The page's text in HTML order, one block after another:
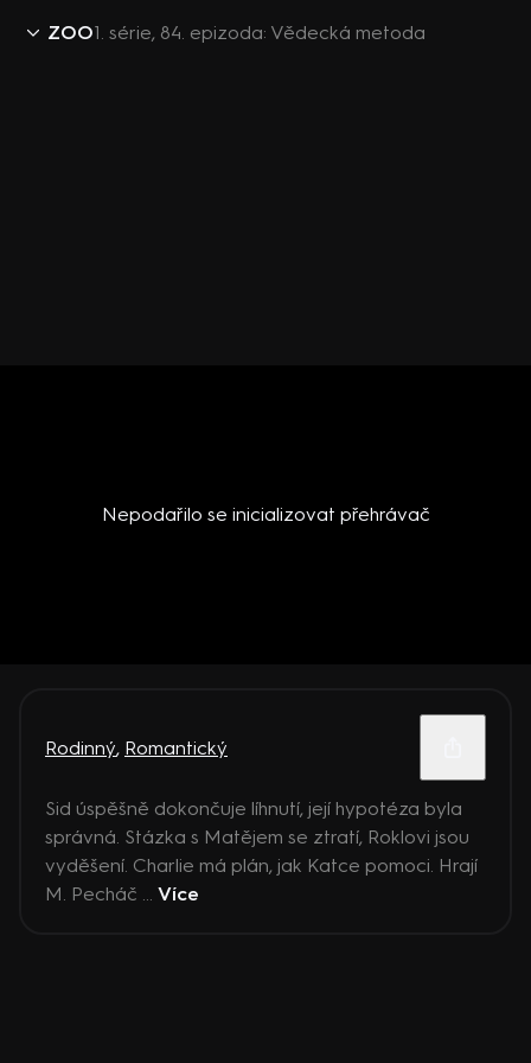
ZOO1. série, 84. epizoda: Vědecká metoda
Nepodařilo se inicializovat přehrávač
Rodinný, Romantický
Sid úspěšně dokončuje líhnutí, její hypotéza byla
správná. Stázka s Matějem se ztratí, Roklovi jsou
vyděšení. Charlie má plán, jak Katce pomoci. Hrají
M. Pecháč ... Více